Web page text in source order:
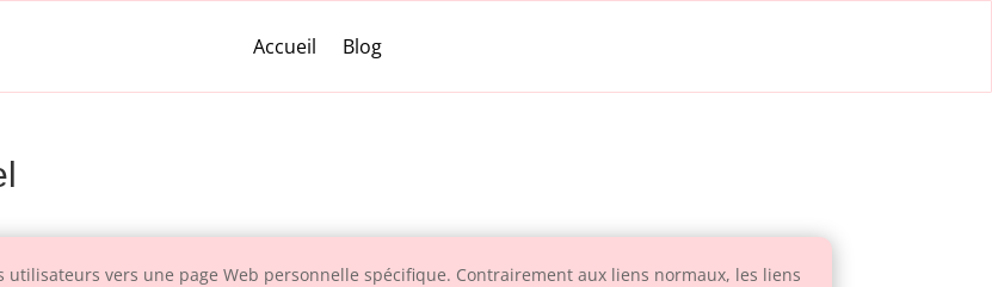
Accueil Blog
vers une page Web personnelle spécifique. Contrairement aux liens normaux, les liens